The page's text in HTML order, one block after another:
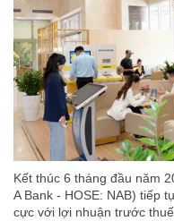
Kết thúc 6 tháng đầu năm
A Bank - HOSE: NAB) tiếp
cực với lợi nhuận trước